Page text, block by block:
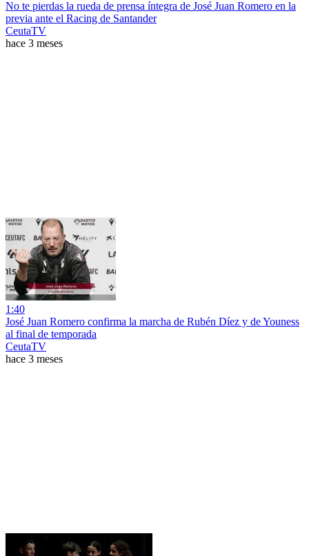
No te pierdas la rueda de prensa íntegra de José Juan Romero en la
previa ante el Racing de Santander
CeutaTV
hace 3 meses
1:40
José Juan Romero confirma la marcha de Rubén Díez y de Youness
al final de temporada
CeutaTV
hace 3 meses